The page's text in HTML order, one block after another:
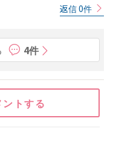
返信 0件
4件
トする